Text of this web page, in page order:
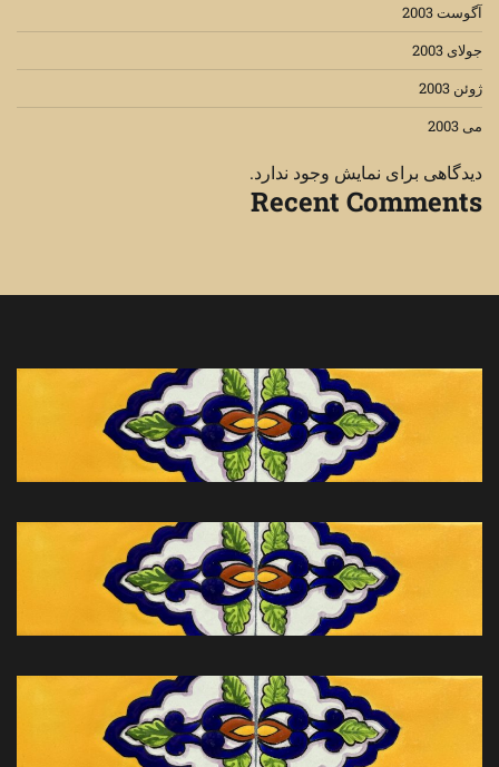
آگوست 2003
جولای 2003
ژوئن 2003
می 2003
دیدگاهی برای نمایش وجود ندارد.
Recent Comments